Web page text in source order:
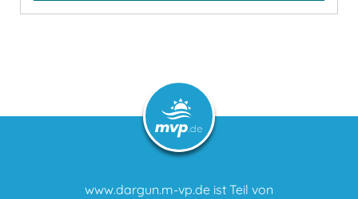
www.dargun.m-vp.de ist Teil von